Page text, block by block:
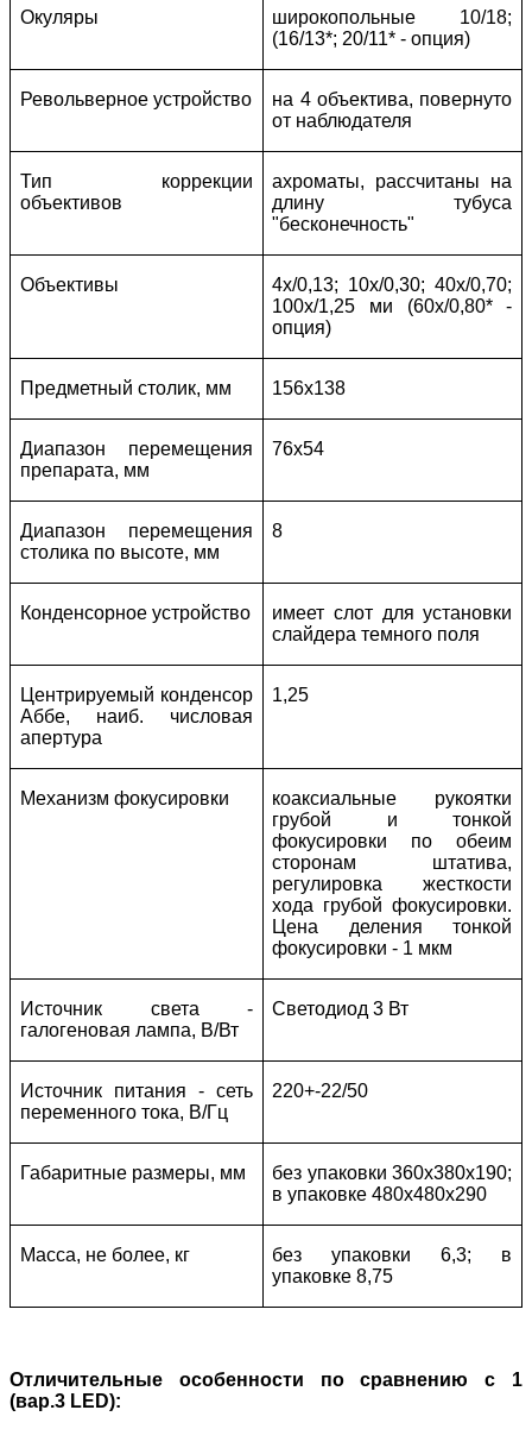
Окуляры
широкопольные 10/18;
(16/13*; 20/11* - опция)
Револьверное устройство
на 4 объектива, повернуто
от наблюдателя
Тип коррекции
объективов
ахроматы, рассчитаны на
длину тубуса
"бесконечность"
Объективы
4x/0,13; 10x/0,30; 40x/0,70;
100x/1,25 ми (60x/0,80* -
опция)
Предметный столик, мм 156х138
Диапазон перемещения
препарата, мм
76х54
Диапазон перемещения
столика по высоте, мм
8
Конденсорное устройство
имеет слот для установки
слайдера темного поля
Центрируемый конденсор
Аббе, наиб. числовая
апертура
1,25
Механизм фокусировки
коаксиальные рукоятки
грубой и тонкой
фокусировки по обеим
сторонам штатива,
регулировка жесткости
хода грубой фокусировки.
Цена деления тонкой
фокусировки - 1 мкм
Источник света -
галогеновая лампа, В/Вт
Светодиод 3 Вт
Источник питания - сеть
переменного тока, В/Гц
220+-22/50
Габаритные размеры, мм
без упаковки 360х380х190;
в упаковке 480х480х290
Масса, не более, кг
без упаковки 6,3; в
упаковке 8,75
Отличительные особенности по сравнению с 1
(вар.3 LED):